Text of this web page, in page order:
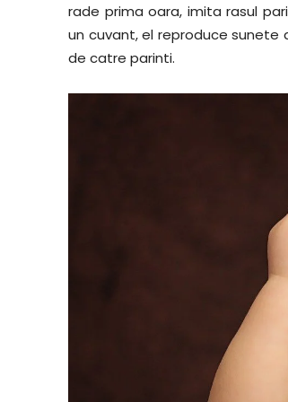
rade prima oara, imita rasul
un cuvant, el reproduce
de catre parinti.